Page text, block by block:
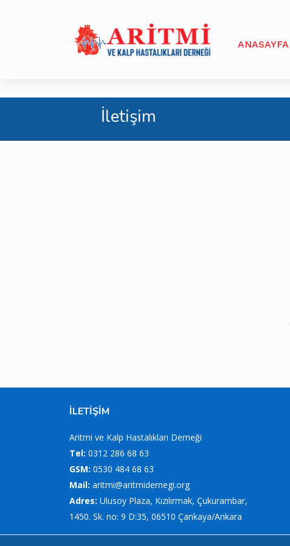
ANASAYFA
İletişim
İLETİŞİM
Aritmi ve Kalp Hastalıkları Derneği
Tel: 0312 286 68 63
GSM: 0530 484 68 63
Mail: aritmi@aritmidernegi.org
Adres: Ulusoy Plaza, Kızılırmak, Çukurambar,
1450. Sk. no: 9 D:35, 06510 Çankaya/Ankara